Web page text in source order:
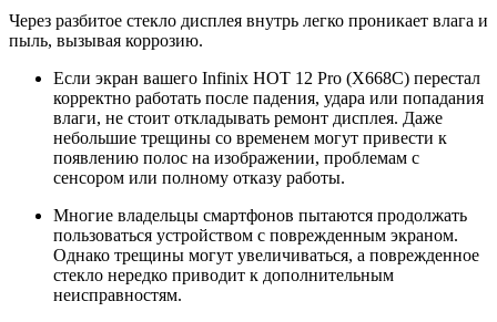
Через разбитое стекло дисплея внутрь легко проникает влага и
пыль, вызывая коррозию.
Если экран вашего Infinix HOT 12 Pro (X668C) перестал
корректно работать после падения, удара или попадания
влаги, не стоит откладывать ремонт дисплея. Даже
небольшие трещины со временем могут привести к
появлению полос на изображении, проблемам с
сенсором или полному отказу работы.
Многие владельцы смартфонов пытаются продолжать
пользоваться устройством с поврежденным экраном.
Однако трещины могут увеличиваться, а поврежденное
стекло нередко приводит к дополнительным
неисправностям.